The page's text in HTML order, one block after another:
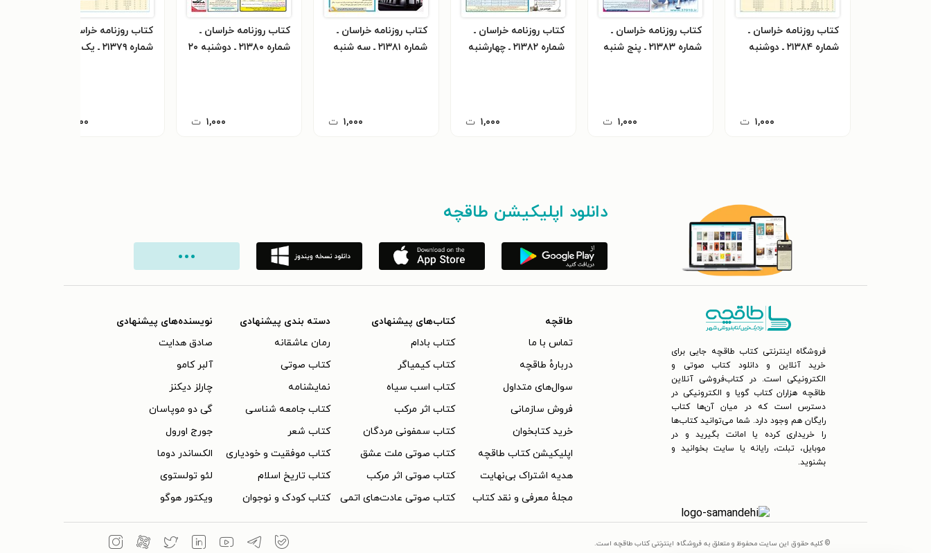
کتاب روزنامه خراسان ـ
شماره ۲۱۳۸۴ ـ دوشنبه
۱,۰۰۰ ت
کتاب روزنامه خراسان ـ
شماره ۲۱۳۸۳ ـ پنج شنبه
۱,۰۰۰ ت
کتاب روزنامه خراسان ـ
شماره ۲۱۳۸۲ ـ چهارشنبه
۱,۰۰۰ ت
کتاب روزنامه خراسان ـ
شماره ۲۱۳۸۱ ـ سه شنبه
۱,۰۰۰ ت
کتاب روزنامه خراسان ـ
شماره ۲۱۳۸۰ ـ دوشنبه ۲۰
۱,۰۰۰ ت
کتاب روزنامه خراسان ـ
شماره ۲۱۳۷۹ ـ یک شنبه
۱,۰۰۰
دانلود اپلیکیشن طاقچه
فروشگاه اینترنتی کتاب طاقچه جایی برای
خرید آنلاین و دانلود کتاب صوتی و
الکترونیکی است. در کتاب‌فروشی آنلاین
طاقچه هزاران کتاب گویا و الکترونیکی در
دسترس است که در میان آن‌ها کتاب
رایگان هم وجود دارد. شما می‌توانید کتاب‌ها
را خریداری کرده یا امانت بگیرید و در
موبایل، تبلت، رایانه یا سایت بخوانید و
بشنوید.
طاقچه
تماس با ما
دربارهٔ طاقچه
سوال‌های متداول
فروش سازمانی
خرید کتابخوان
اپلیکیشن کتاب طاقچه
هدیه اشتراک بی‌نهایت
مجلهٔ معرفی و نقد کتاب
کتاب‌های پیشنهادی
کتاب بادام
کتاب کیمیاگر
کتاب اسب سیاه
کتاب اثر مرکب
کتاب سمفونی مردگان
کتاب صوتی ملت عشق
کتاب صوتی اثر مرکب
کتاب صوتی عادت‌های اتمی
دسته بندی پیشنهادی
رمان عاشقانه
کتاب‌ صوتی
نمایشنامه
کتاب جامعه شناسی
کتاب شعر
کتاب موفقیت و خودیاری
کتاب تاریخ اسلام
کتاب کودک و نوجوان
نویسنده‌های پیشنهادی
صادق هدایت
آلبر کامو
چارلز دیکنز
گی دو موپاسان
جورج اورول
الکساندر دوما
لئو تولستوی
ویکتور هوگو
© کلیه حقوق این سایت محفوظ و متعلق به فروشگاه اینترنتی کتاب طاقچه است.